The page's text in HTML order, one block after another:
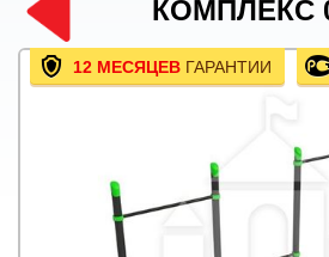
КОМПЛЕКС
12 МЕСЯЦЕВ ГАРАНТИИ